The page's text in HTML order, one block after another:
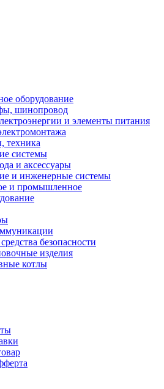
оборудование
шинопровод
и элементы питания
техника
системы
и аксессуары
и инженерные системы
и промышленное
безопасности
изделия
котлы